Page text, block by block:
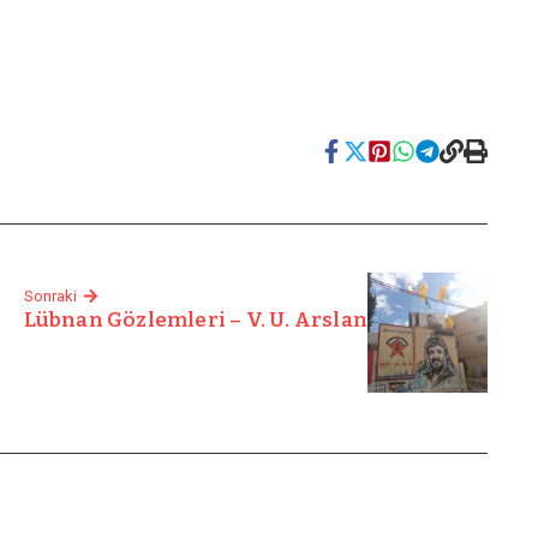
Sonraki
Lübnan Gözlemleri – V. U. Arslan